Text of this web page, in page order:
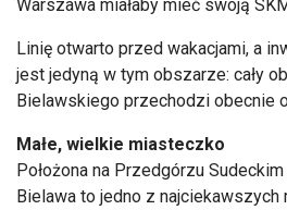
Warszawa miałaby mieć swoją
Linię otwarto przed wakacjami, a
jest jedyną w tym obszarze: cały
Bielawskiego przechodzi obecnie
Małe, wielkie miasteczko
Położona na Przedgórzu
Bielawa to jedno z najciekawszych